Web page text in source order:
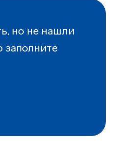
но не нашли
заполните